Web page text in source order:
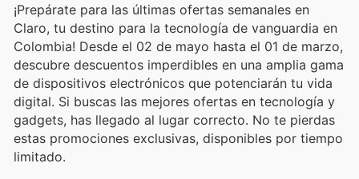
¡Prepárate para las últimas ofertas semanales en
Claro, tu destino para la tecnología de vanguardia en
Colombia! Desde el 02 de mayo hasta el 01 de marzo,
descubre descuentos imperdibles en una amplia gama
de dispositivos electrónicos que potenciarán tu vida
digital. Si buscas las mejores ofertas en tecnología y
gadgets, has llegado al lugar correcto. No te pierdas
estas promociones exclusivas, disponibles por tiempo
limitado.